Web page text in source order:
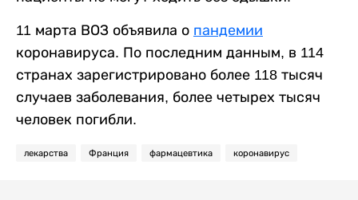
11 марта ВОЗ объявила о пандемии
коронавируса. По последним данным, в 114
странах зарегистрировано более 118 тысяч
случаев заболевания, более четырех тысяч
человек погибли.
лекарства Франция фармацевтика коронавирус